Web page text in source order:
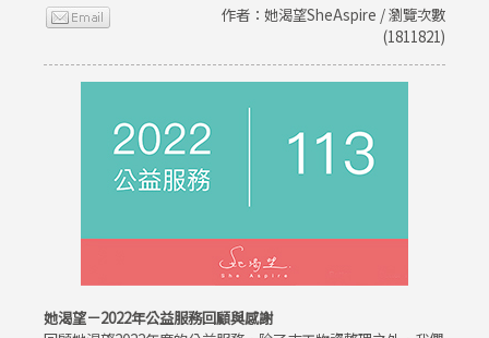
作者：她渴望SheAspire / 瀏覽次數
(1811821)
她渴望－2022年公益服務回顧與感謝